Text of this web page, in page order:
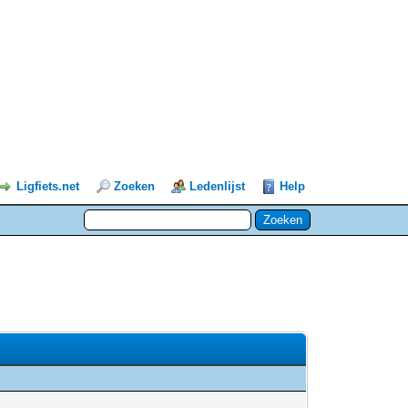
Ligfiets.net Zoeken Ledenlijst Help